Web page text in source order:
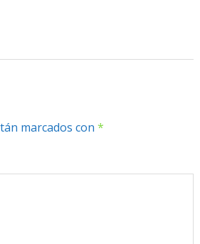
marcados con*